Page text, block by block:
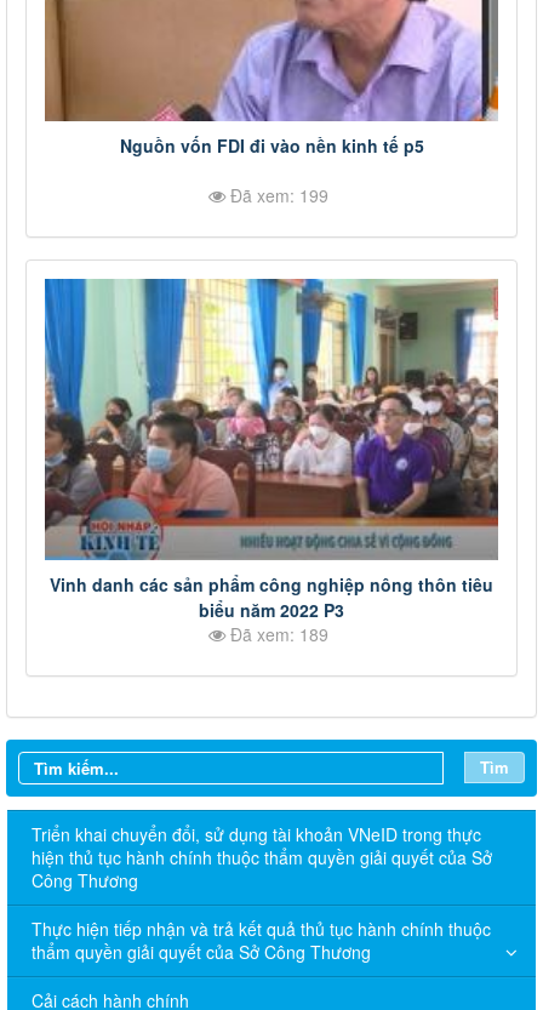
Nguồn vốn FDI đi vào nền kinh tế p5
Đã xem: 199
Vinh danh các sản phẩm công nghiệp nông thôn tiêu
biểu năm 2022 P3
Đã xem: 189
Tìm
Triển khai chuyển đổi, sử dụng tài khoản VNeID trong thực
hiện thủ tục hành chính thuộc thẩm quyền giải quyết của Sở
Công Thương
Thực hiện tiếp nhận và trả kết quả thủ tục hành chính thuộc
thẩm quyền giải quyết của Sở Công Thương
Cải cách hành chính